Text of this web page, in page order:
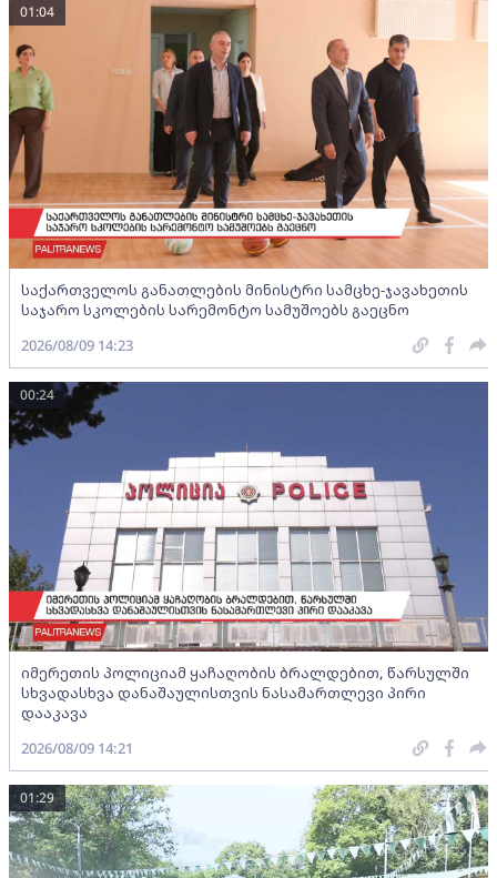
საქართველოს განათლების მინისტრი სამცხე-ჯავახეთის
საჯარო სკოლების სარემონტო სამუშოებს გაეცნო
01:04
2026/08/09 14:23
იმერეთის პოლიციამ ყაჩაღობის ბრალდებით, წარსულში
სხვადასხვა დანაშაულისთვის ნასამართლევი პირი
დააკავა
00:24
2026/08/09 14:21
01:29